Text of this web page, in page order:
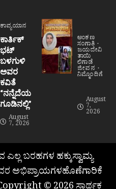
ಕಾವ್ಯಯಾನ
ಕಾರ್ತಿಕ್
ಭಟ್
ಬಳಗುಳಿ
ಅವರ
ಕವಿತೆ
“ನನ್ನೆದೆಯ
ಗೂಡಿನಲ್ಲಿ”
August
7, 2026
ಅಂಕಣ
ಸಂಗಾತಿ
ಜಯದೇವಿ
ತಾಯಿ
ಲಿಗಾಡೆ
ಜೀವನ
ನಿಮ್ಮೊಂದಿಗೆ
August
7,
2026
ಬರಹಗಳ ಹಕ್ಕುಸ್ವಾಮ್ಯ
ಅಭಿಪ್ರಾಯಗಳಹೊಣೆಗಾರಿಕೆ